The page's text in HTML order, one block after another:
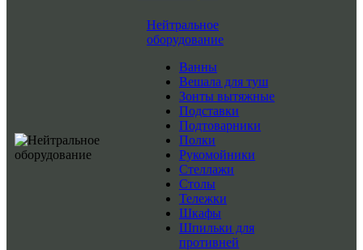
Нейтральное
оборудование
Ванны
Вешала для туш
Зонты вытяжные
Подставки
Подтоварники
Полки
Рукомойники
Стеллажи
Столы
Тележки
Шкафы
Шпильки для
противней